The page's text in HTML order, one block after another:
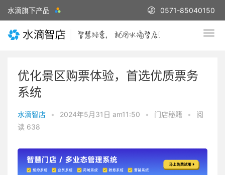
水滴旗下产品 0571-85040150
优化景区购票体验，首选优质票务
系统
水滴智店 • 2024年5月31日 am11:50 • 门店秘籍 •
阅
读 638